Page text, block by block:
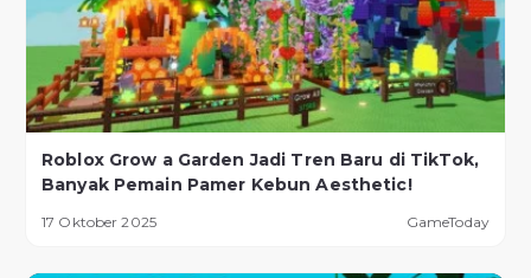
Roblox Grow a Garden Jadi Tren Baru di TikTok,
Banyak Pemain Pamer Kebun Aesthetic!
17 Oktober 2025 GameToday